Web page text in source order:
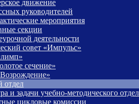
движение
руководителей
мероприятия
секции
деятельности
совет «Импульс»
сечение»
отдел
и задачи учебно-методического
цикловые комиссии